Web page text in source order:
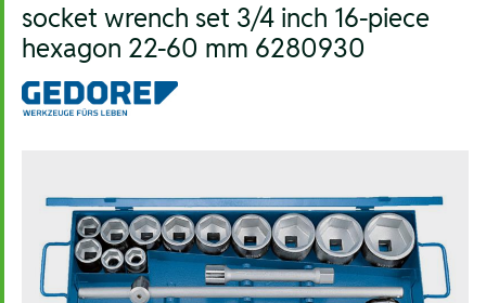
socket wrench set 3/4 inch 16-piece
hexagon 22-60 mm 6280930